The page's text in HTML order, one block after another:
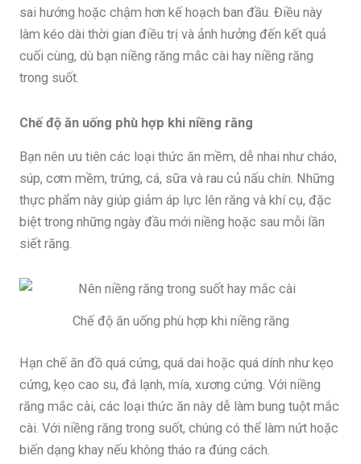
sai hướng hoặc chậm hơn kế hoạch ban đầu. Điều này
làm kéo dài thời gian điều trị và ảnh hưởng đến kết quả
cuối cùng, dù bạn niềng răng mắc cài hay niềng răng
trong suốt.
Chế độ ăn uống phù hợp khi niềng răng
Bạn nên ưu tiên các loại thức ăn mềm, dễ nhai như cháo,
súp, cơm mềm, trứng, cá, sữa và rau củ nấu chín. Những
thực phẩm này giúp giảm áp lực lên răng và khí cụ, đặc
biệt trong những ngày đầu mới niềng hoặc sau mỗi lần
siết răng.
Chế độ ăn uống phù hợp khi niềng răng
Hạn chế ăn đồ quá cứng, quá dai hoặc quá dính như kẹo
cứng, kẹo cao su, đá lạnh, mía, xương cứng. Với niềng
răng mắc cài, các loại thức ăn này dễ làm bung tuột mắc
cài. Với niềng răng trong suốt, chúng có thể làm nứt hoặc
biến dạng khay nếu không tháo ra đúng cách.